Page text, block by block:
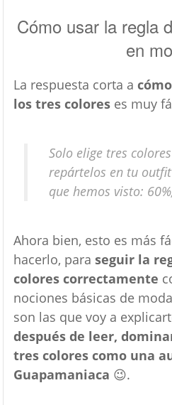
Cómo usar la regla
en
La respuesta corta a
los tres coloreses muy
Solo elige tres
repártelos en tu
que hemos visto:
Ahora bien, esto es más
hacerlo, para seguir la
colores correctamente
nociones básicas de
son las que voy a
después de leer,
tres colores como una
Guapamaniaca 😉.